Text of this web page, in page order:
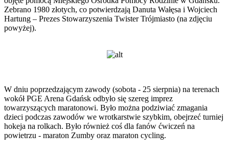
Zebrano 1980 złotych, co potwierdzają Danuta Wałęsa i Wojciech
Hartung – Prezes Stowarzyszenia Twister Trójmiasto (na zdjęciu
powyżej).
W dniu poprzedzającym zawody (sobota - 25 sierpnia) na terenach
wokół PGE Arena Gdańsk odbyło się szereg imprez
towarzyszących maratonowi. Było można podziwiać zmagania
dzieci podczas zawodów we wrotkarstwie szybkim, obejrzeć turniej
hokeja na rolkach. Było również coś dla fanów ćwiczeń na
powietrzu - maraton Zumby oraz maraton cycling.